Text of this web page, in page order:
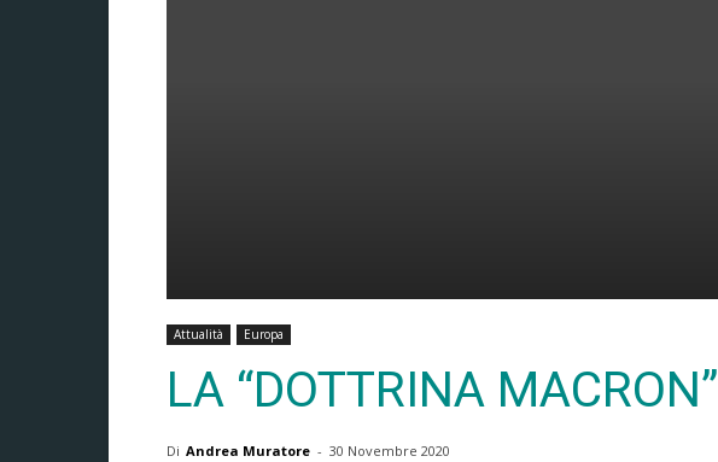
Attualità Europa
LA “DOTTRINA MACRON”
Di Andrea Muratore - 30 Novembre 2020